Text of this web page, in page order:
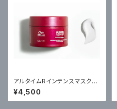
アルタイムRインテンスマスク
（洗い流すヘアトリートメント）
￥4500（税込）
¥4,500